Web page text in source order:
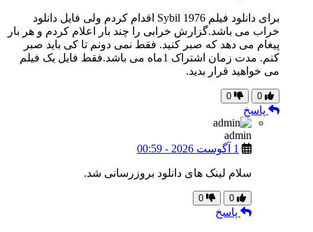
برای دانلود فیلم Sybil 1976 اقدام کردم ولی فایل دانلود
خراب می باشد.گزارش خرابی را چند بار اعلام کردم و هر بار
پیغام می دهد که صبر کنید. فقط نمی دونم تا کی باید صبر
کنم. مدت زمان اشتراک 1ماه می باشد.فقط فایل یک فیلم
می خواهید قرار بدید.
0
0
پاسخ
admin
1 آگوست 2026 - 00:59
سلام لینک های دانلود بروزرسانی شد.
0
0
پاسخ